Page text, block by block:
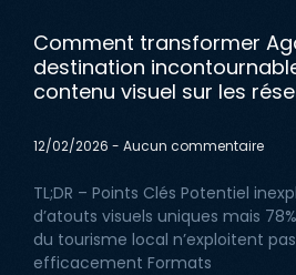
Comment transformer
destination
contenu visuel sur les
12/02/2026 Aucun commentaire
TL;DR – Points Clés Potentiel
d’atouts visuels uniques mais
du tourisme local n’exploitent
efficacement Formats